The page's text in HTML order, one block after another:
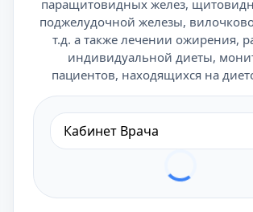
паращитовидных желез,
поджелудочной железы,
т.д. а также лечении ожирения,
индивидуальной диеты,
пациентов, находящихся на
Кабинет Врача